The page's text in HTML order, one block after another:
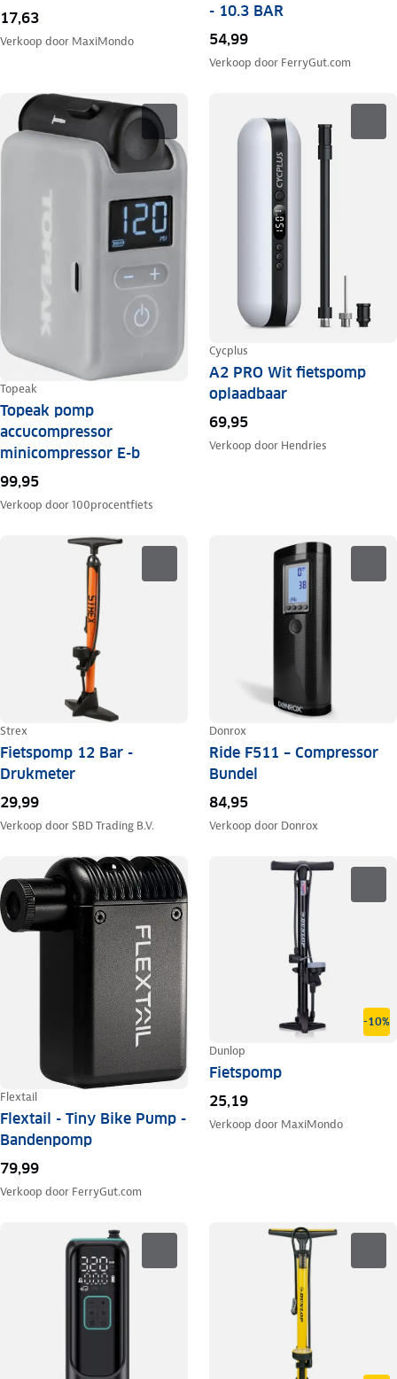
17,63
Verkoop door MaxiMondo
- 10.3 BAR
54,99
Verkoop door FerryGut.com
Topeak
Topeak pomp
accucompressor
minicompressor E-b
99,95
Verkoop door100procentfiets
Cycplus
A2 PRO Wit fietspomp
oplaadbaar
69,95
Verkoop door Hendries
Strex
Fietspomp 12 Bar -
Drukmeter
29,99
Verkoop doorSBD Trading B.V.
Donrox
Ride F511 – Compressor
Bundel
84,95
Verkoop door Donrox
Flextail
Flextail - Tiny Bike Pump -
Bandenpomp
79,99
Verkoop door FerryGut.com
-10%
Dunlop
Fietspomp
25,19
Verkoop door MaxiMondo